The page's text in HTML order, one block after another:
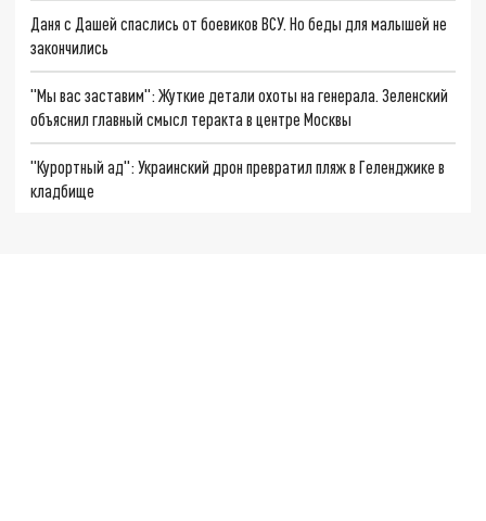
Даня с Дашей спаслись от боевиков ВСУ. Но беды для малышей не
закончились
"Мы вас заставим": Жуткие детали охоты на генерала. Зеленский
объяснил главный смысл теракта в центре Москвы
"Курортный ад": Украинский дрон превратил пляж в Геленджике в
кладбище